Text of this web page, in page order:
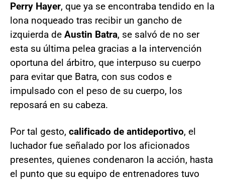
Perry Hayer, que ya se encontraba tendido en la
lona noqueado tras recibir un gancho de
izquierda de Austin Batra, se salvó de no ser
esta su última pelea gracias a la intervención
oportuna del árbitro, que interpuso su cuerpo
para evitar que Batra, con sus codos e
impulsado con el peso de su cuerpo, los
reposará en su cabeza.
Por tal gesto, calificado de antideportivo, el
luchador fue señalado por los aficionados
presentes, quienes condenaron la acción, hasta
el punto que su equipo de entrenadores tuvo